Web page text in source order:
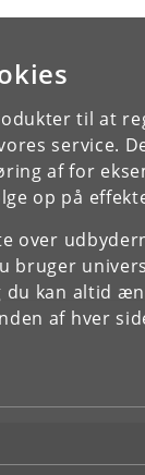
til at
service.
af for
op på
over
bruger
du kan altid
af hver